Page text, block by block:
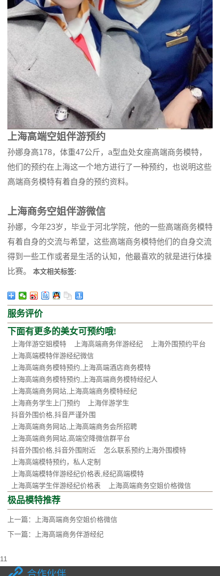
上海高端空姐伴游预约
孙娜身高178，体重47公斤，a型血处女座高端商务模特，
他们的预约在上海这一个地方进行了一种预约，也说明这些
高端商务模特有着自身的预约资料。
上海商务空姐伴游微信
孙娜，今年23岁，毕业于河北学院，他的一些高端商务模特
有着自身的交流与希望，这些高端商务模特他们的自身交流
得到一些工作或者是生活的认知，他最喜欢的就是进行体操
比赛。
本文相关标签:
服务评价
下面有更多的美女可预约哦!
上海伴游空姐模特 上海高端商务伴游经纪
上海外围预约平台
上海高端模特伴游经纪微信
上海高端商务模特预约,上海高端酒店商务模特
上海高端商务模特预约,上海高端商务模特经纪人
上海高端商务网站,上海高端商务模特经纪
上海商务学生上门预约
上海伴游学生
抖音外围价格,抖音严谨外围
上海高端商务网站,上海高端商务会所招聘
上海高端商务网站,高端空降微信群平台
抖音外围价格,抖音外围附近
怎么联系预约上海外围模特
上海高端模特预约，私人定制
上海高端模特伴游经纪价格表,经纪高端模特
上海高端学生伴游经纪价格表
上海高端商务空姐价格微信
极品模特推荐
上一篇：
上海高端商务空姐价格微信
下一篇：
上海高端商务伴游经纪
11